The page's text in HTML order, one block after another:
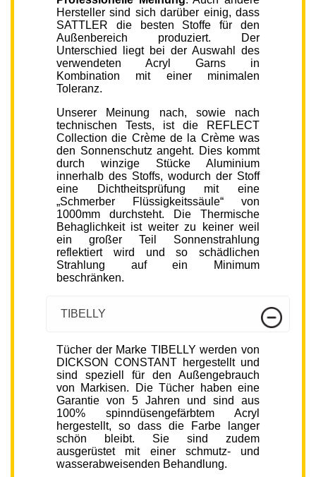
Hersteller sind sich darüber einig, dass
SATTLER die besten Stoffe für den
Außenbereich produziert. Der
Unterschied liegt bei der Auswahl des
verwendeten Acryl Garns in
Kombination mit einer minimalen
Toleranz.
Unserer Meinung nach, sowie nach
technischen Tests, ist die REFLECT
Collection die Crème de la Crème was
den Sonnenschutz angeht. Dies kommt
durch winzige Stücke Aluminium
innerhalb des Stoffs, wodurch der Stoff
eine Dichtheitsprüfung mit eine
„Schmerber Flüssigkeitssäule“ von
1000mm durchsteht. Die Thermische
Behaglichkeit ist weiter zu keiner weil
ein großer Teil Sonnenstrahlung
reflektiert wird und so schädlichen
Strahlung auf ein Minimum
beschränken.
TIBELLY
Tücher der Marke TIBELLY werden von
DICKSON CONSTANT hergestellt und
sind speziell für den Außengebrauch
von Markisen. Die Tücher haben eine
Garantie von 5 Jahren und sind aus
100% spinndüsengefärbtem Acryl
hergestellt, so dass die Farbe langer
schön bleibt. Sie sind zudem
ausgerüstet mit einer schmutz- und
wasserabweisenden Behandlung.